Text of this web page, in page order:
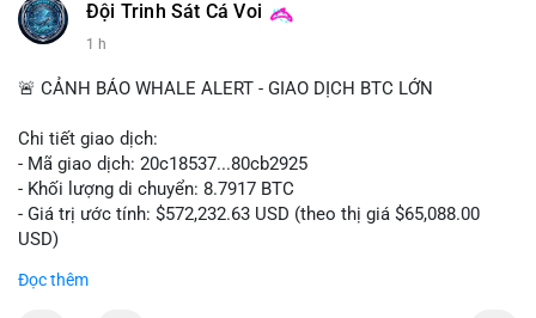
Đội Trinh Sát Cá Voi
1 h
🚨 CẢNH BÁO WHALE ALERT - GIAO DỊCH BTC LỚN
Chi tiết giao dịch:
- Mã giao dịch: 20c18537...80cb2925
- Khối lượng di chuyển: 8.7917 BTC
- Giá trị ước tính: $572,232.63 USD (theo thị giá $65,088.00
USD)
Đọc thêm